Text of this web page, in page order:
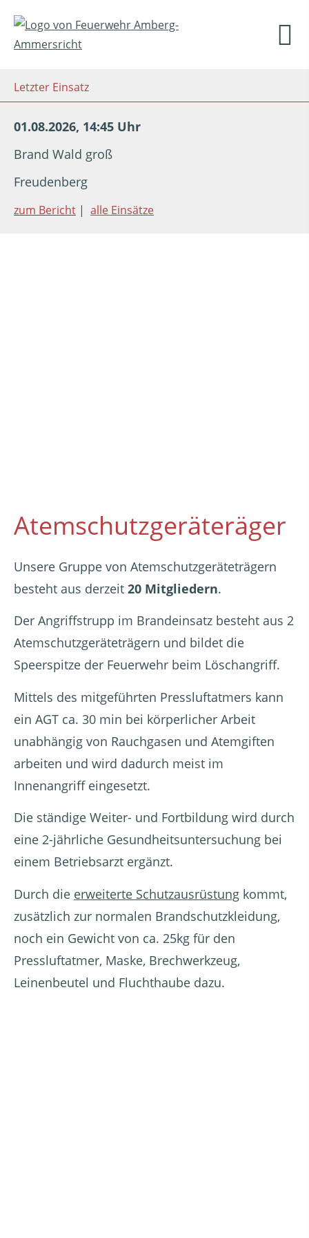
Letzter Einsatz
01.08.2026, 14:45 Uhr
Brand Wald groß
Freudenberg
zum Bericht | alle Einsätze
Atemschutzgeräteräger
Unsere Gruppe von Atemschutzgeräteträgern
besteht aus derzeit 20 Mitgliedern.
Der Angriffstrupp im Brandeinsatz besteht aus 2
Atemschutzgeräteträgern und bildet die
Speerspitze der Feuerwehr beim Löschangriff.
Mittels des mitgeführten Pressluftatmers kann
ein AGT ca. 30 min bei körperlicher Arbeit
unabhängig von Rauchgasen und Atemgiften
arbeiten und wird dadurch meist im
Innenangriff eingesetzt.
Die ständige Weiter- und Fortbildung wird durch
eine 2-jährliche Gesundheitsuntersuchung bei
einem Betriebsarzt ergänzt.
Durch die erweiterte Schutzausrüstung kommt,
zusätzlich zur normalen Brandschutzkleidung,
noch ein Gewicht von ca. 25kg für den
Pressluftatmer, Maske, Brechwerkzeug,
Leinenbeutel und Fluchthaube dazu.